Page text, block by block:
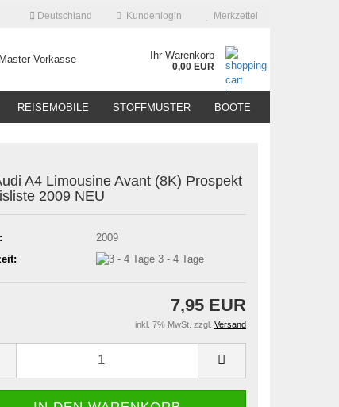
Deutschland Kundenlogin Merkzettel
Ihr Warenkorb
0,00 EUR
REISEMOBILE STOFFMUSTER BOOTE
A4 Limousine Avant (8K) Prospekt
2009 NEU
2009
3 - 4 Tage
7,95 EUR
inkl. 7% MwSt. zzgl. Versand